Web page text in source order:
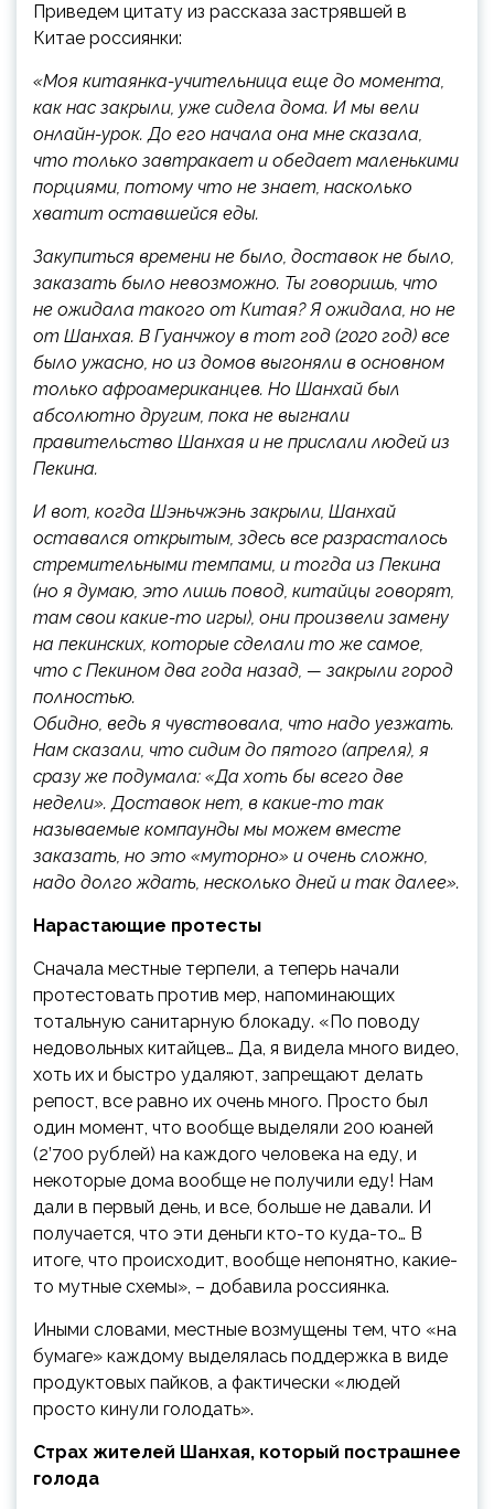
Приведем цитату из рассказа застрявшей в
Китае россиянки:
«Моя китаянка-учительница еще до момента,
как нас закрыли, уже сидела дома. И мы вели
онлайн-урок. До его начала она мне сказала,
что только завтракает и обедает маленькими
порциями, потому что не знает, насколько
хватит оставшейся еды.
Закупиться времени не было, доставок не было,
заказать было невозможно. Ты говоришь, что
не ожидала такого от Китая? Я ожидала, но не
от Шанхая. В Гуанчжоу в тот год (2020 год) все
было ужасно, но из домов выгоняли в основном
только афроамериканцев. Но Шанхай был
абсолютно другим, пока не выгнали
правительство Шанхая и не прислали людей из
Пекина.
И вот, когда Шэньчжэнь закрыли, Шанхай
оставался открытым, здесь все разрасталось
стремительными темпами, и тогда из Пекина
(но я думаю, это лишь повод, китайцы говорят,
там свои какие-то игры), они произвели замену
на пекинских, которые сделали то же самое,
что с Пекином два года назад, — закрыли город
полностью.
Обидно, ведь я чувствовала, что надо уезжать.
Нам сказали, что сидим до пятого (апреля), я
сразу же подумала: «Да хоть бы всего две
недели». Доставок нет, в какие-то так
называемые компаунды мы можем вместе
заказать, но это «муторно» и очень сложно,
надо долго ждать, несколько дней и так далее».
Нарастающие протесты
Сначала местные терпели, а теперь начали
протестовать против мер, напоминающих
тотальную санитарную блокаду. «По поводу
недовольных китайцев… Да, я видела много видео,
хоть их и быстро удаляют, запрещают делать
репост, все равно их очень много. Просто был
один момент, что вообще выделяли 200 юаней
(2’700 рублей) на каждого человека на еду, и
некоторые дома вообще не получили еду! Нам
дали в первый день, и все, больше не давали. И
получается, что эти деньги кто-то куда-то… В
итоге, что происходит, вообще непонятно, какие-
то мутные схемы», – добавила россиянка.
Иными словами, местные возмущены тем, что «на
бумаге» каждому выделялась поддержка в виде
продуктовых пайков, а фактически «людей
просто кинули голодать».
Страх жителей Шанхая, который пострашнее
голода